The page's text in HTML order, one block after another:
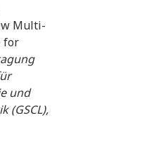
Multi-
for
und
(GSCL),